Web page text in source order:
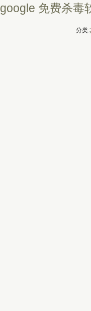
google 免费杀毒
分类: